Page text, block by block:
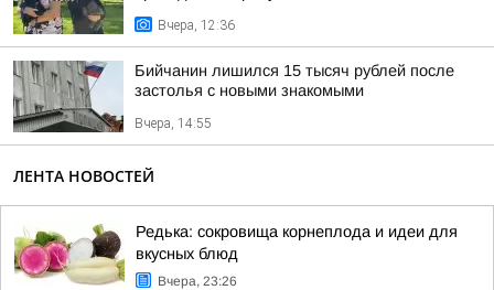
Вчера, 12:36
Бийчанин лишился 15 тысяч рублей после
застолья с новыми знакомыми
Вчера, 14:55
ЛЕНТА НОВОСТЕЙ
Редька: сокровища корнеплода и идеи для
вкусных блюд
Вчера, 23:26